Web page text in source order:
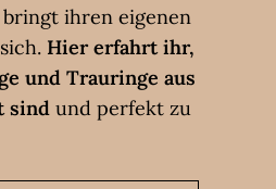
ihren eigenen
Hier erfahrt ihr,
und Trauringe aus
sind und perfekt zu